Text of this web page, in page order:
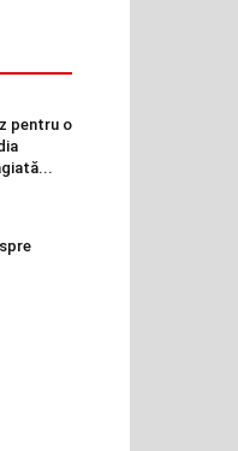
pentru o